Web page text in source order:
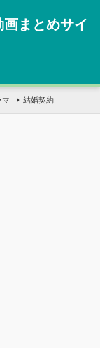
まとめサイ
マ 結婚契約